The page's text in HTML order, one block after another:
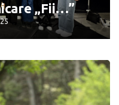
„Fii…”
„Fii…”